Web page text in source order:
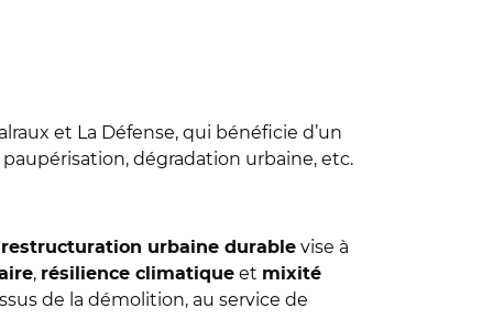
et La Défense, qui bénéficie d’un
dégradation urbaine, etc.
restructuration urbaine durable vise à
, résilience climatique et mixité
de la démolition, au service de